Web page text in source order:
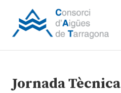
Jornada Tècnica